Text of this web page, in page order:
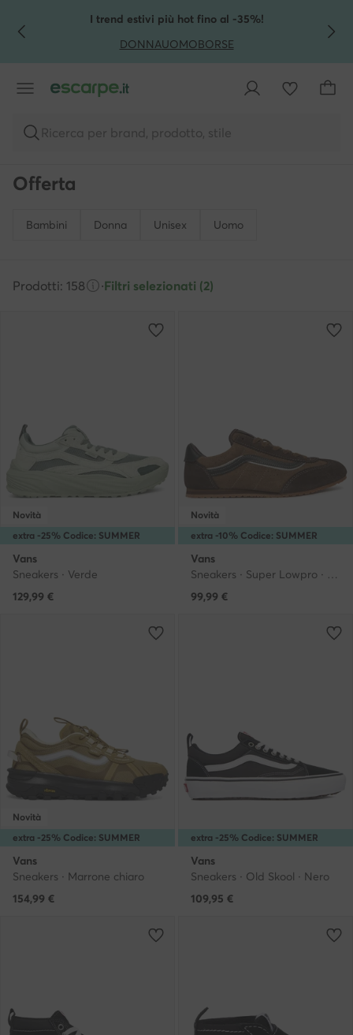
VAI AL CONTENUTO PRINCIPALE
VAI ALLA RICERCAI trend estivi più hot fino al -35%!
DONNAUOMOBORSE
Ricerca per brand, prodotto, stile
Offerta
Bambini Donna Unisex Uomo
Prodotti: 158 ·Filtri selezionati (2)
extra -25% Codice: SUMMER
Novità
Vans
Sneakers · Verde
129,99 €
extra -10% Codice: SUMMER
Novità
Vans
Sneakers · Super Lowpro · Marrone
99,99 €
extra -25% Codice: SUMMER
Novità
Vans
Sneakers · Marrone chiaro
154,99 €
extra -25% Codice: SUMMER
Vans
Sneakers · Old Skool · Nero
109,95 €